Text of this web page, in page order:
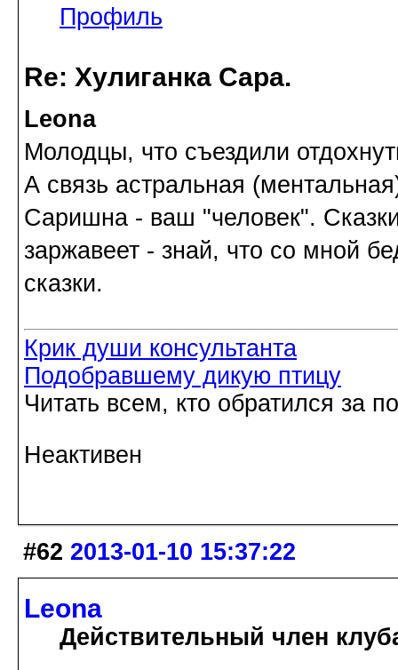
Профиль
Re: Хулиганка Сара.
Leona
Молодцы, что съездили
А связь астральная
Саришна - ваш "человек".
заржавеет - знай, что со мной
сказки.
Крик души консультанта
Подобравшему дикую птицу
Читать всем, кто обратился за
Неактивен
#62 2013-01-10 15:37:22
Leona
Действительный член